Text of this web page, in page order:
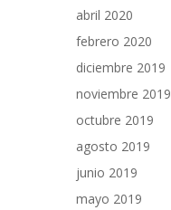
abril 2020
febrero 2020
diciembre 2019
noviembre 2019
octubre 2019
agosto 2019
junio 2019
mayo 2019